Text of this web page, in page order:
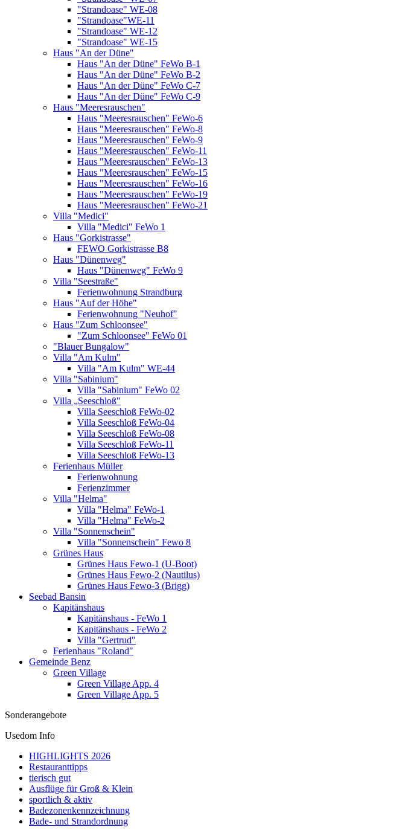
"Strandoase" WE-08
"Strandoase"WE-11
"Strandoase" WE-12
"Strandoase" WE-15
Haus "An der Düne"
Haus "An der Düne" FeWo B-1
Haus "An der Düne" FeWo B-2
Haus "An der Düne" FeWo C-7
Haus "An der Düne" FeWo C-9
Haus "Meeresrauschen"
Haus "Meeresrauschen" FeWo-6
Haus "Meeresrauschen" FeWo-8
Haus "Meeresrauschen" FeWo-9
Haus "Meeresrauschen" FeWo-11
Haus "Meeresrauschen" FeWo-13
Haus "Meeresrauschen" FeWo-15
Haus "Meeresrauschen" FeWo-16
Haus "Meeresrauschen" FeWo-19
Haus "Meeresrauschen" FeWo-21
Villa "Medici"
Villa "Medici" FeWo 1
Haus "Gorkistrasse"
FEWO Gorkistrasse B8
Haus "Dünenweg"
Haus "Dünenweg" FeWo 9
Villa "Seestraße"
Ferienwohnung Strandburg
Haus "Auf der Höhe"
Ferienwohnung "Neuhof"
Haus "Zum Schloonsee"
"Zum Schloonsee" FeWo 01
"Blauer Bungalow"
Villa "Am Kulm"
Villa "Am Kulm" WE-44
Villa "Sabinium"
Villa "Sabinium" FeWo 02
Villa „Seeschloß"
Villa Seeschloß FeWo-02
Villa Seeschloß FeWo-04
Villa Seeschloß FeWo-08
Villa Seeschloß FeWo-11
Villa Seeschloß FeWo-13
Ferienhaus Müller
Ferienwohnung
Ferienzimmer
Villa "Helma"
Villa "Helma" FeWo-1
Villa "Helma" FeWo-2
Villa "Sonnenschein"
Villa "Sonnenschein" Fewo 8
Grünes Haus
Grünes Haus Fewo-1 (U-Boot)
Grünes Haus Fewo-2 (Nautilus)
Grünes Haus Fewo-3 (Brigg)
Seebad Bansin
Kapitänshaus
Kapitänshaus - FeWo 1
Kapitänshaus - FeWo 2
Villa "Gertrud"
Ferienhaus "Roland"
Gemeinde Benz
Green Village
Green Village App. 4
Green Village App. 5
Sonderangebote
Usedom Info
HIGHLIGHTS 2026
Restauranttipps
tierisch gut
Ausflüge für Groß & Klein
sportlich & aktiv
Badezonenkennzeichnung
Bade- und Strandordnung